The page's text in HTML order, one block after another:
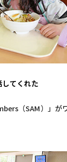
してくれた
（SAM）」